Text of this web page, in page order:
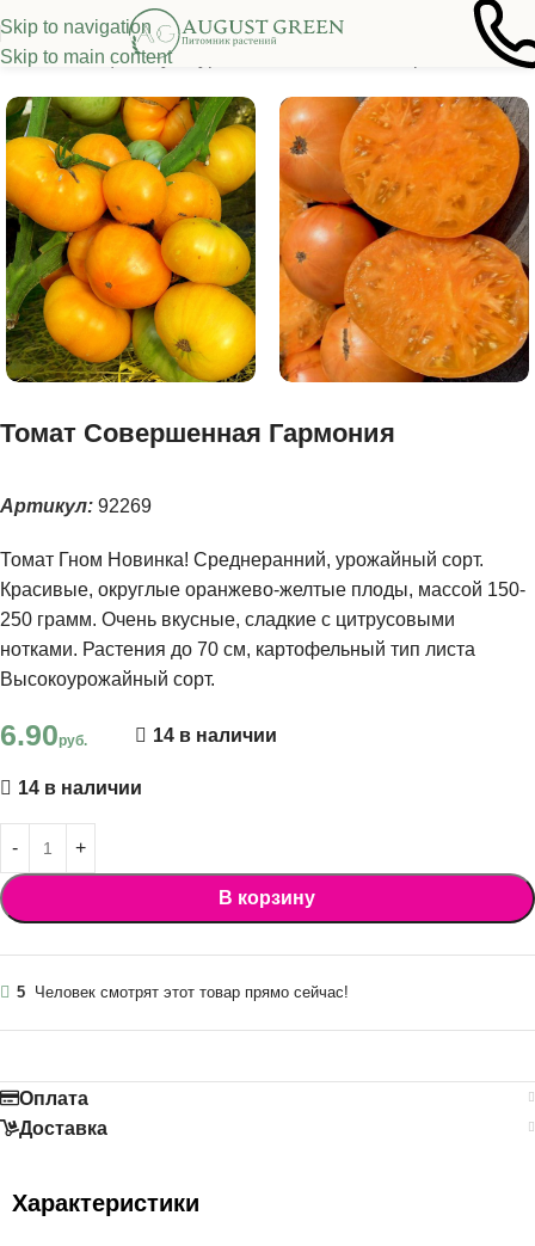
Skip to navigation
Skip to main content
овощных культур Томаты из серии "Гномы"
Томат Совершенная Гармония
Артикул: 92269
Томат Гном Новинка! Среднеранний, урожайный сорт.
Красивые, округлые оранжево-желтые плоды, массой 150-
250 грамм. Очень вкусные, сладкие с цитрусовыми
нотками. Растения до 70 см, картофельный тип листа
Высокоурожайный сорт.
6.90руб. 14 в наличии
14 в наличии
В корзину
5 Человек смотрят этот товар прямо сейчас!
Оплата
Доставка
Характеристики